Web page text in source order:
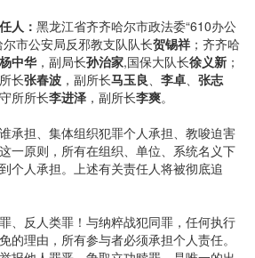
人： 黑龙江省齐齐哈尔市政法委“610办公
尔市公安局反邪教支队队长贺锡祥 ；齐齐哈
杨中华，副局长孙治家,国保大队长徐义新 ；
长张春波 ，副所长马玉良、 李卓、 张志
所所长李进泽 ，副所长李爽。
承担、集体组织犯罪个人承担、教唆迫害
一原则，所有在组织、单位、系统名义下
个人承担。上述有关责任人将被彻底追
、反人类罪！与纳粹战犯同罪，任何执行
的理由，所有参与者必须承担个人责任。